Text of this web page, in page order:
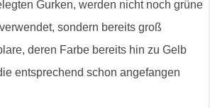
Gurken, werden nicht noch grüne
sondern bereits groß
deren Farbe bereits hin zu Gelb
entsprechend schon angefangen